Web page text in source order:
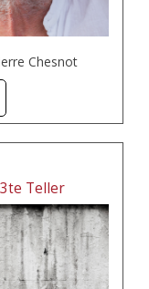
Chesnot
Teller